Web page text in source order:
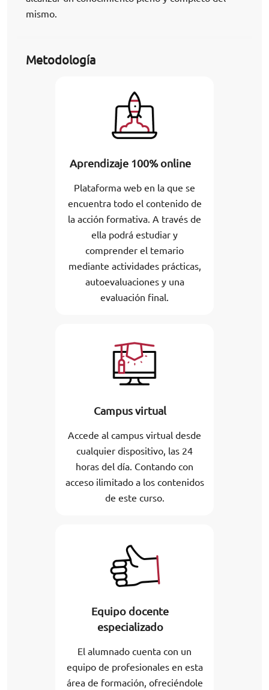
mismo.
Metodología
Aprendizaje 100% online
Plataforma web en la que se
encuentra todo el contenido de
la acción formativa. A través de
ella podrá estudiar y
comprender el temario
mediante actividades prácticas,
autoevaluaciones y una
evaluación final.
Campus virtual
Accede al campus virtual desde
cualquier dispositivo, las 24
horas del día. Contando con
acceso ilimitado a los contenidos
de este curso.
Equipo docente
especializado
El alumnado cuenta con un
equipo de profesionales en esta
área de formación, ofreciéndole